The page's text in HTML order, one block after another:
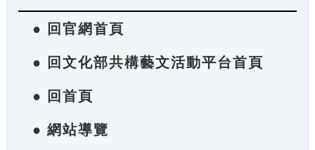
● 回官網首頁
● 回文化部共構藝文活動平台首頁
● 回首頁
● 網站導覽